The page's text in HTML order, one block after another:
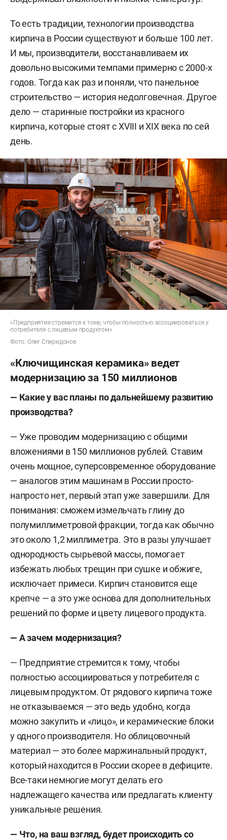
То есть традиции, технологии производства
кирпича в России существуют и больше 100 лет.
И мы, производители, восстанавливаем их
довольно высокими темпами примерно с 2000-х
годов. Тогда как раз и поняли, что панельное
строительство — история недолговечная. Другое
дело — старинные постройки из красного
кирпича, которые стоят с XVIII и XIX века по сей
день.
«Предприятие стремится к тому, чтобы полностью ассоциироваться у
потребителя с лицевым продуктом»
Фото: Олег Спиридонов
«Ключищинская керамика» ведет
модернизацию за 150 миллионов
— Какие у вас планы по дальнейшему развитию
производства?
— Уже проводим модернизацию с общими
вложениями в 150 миллионов рублей. Ставим
очень мощное, суперсовременное оборудование
— аналогов этим машинам в России просто-
напросто нет, первый этап уже завершили. Для
понимания: сможем измельчать глину до
полумиллиметровой фракции, тогда как обычно
это около 1,2 миллиметра. Это в разы улучшает
однородность сырьевой массы, помогает
избежать любых трещин при сушке и обжиге,
исключает примеси. Кирпич становится еще
крепче — а это уже основа для дополнительных
решений по форме и цвету лицевого продукта.
— А зачем модернизация?
— Предприятие стремится к тому, чтобы
полностью ассоциироваться у потребителя с
лицевым продуктом. От рядового кирпича тоже
не отказываемся — это ведь удобно, когда
можно закупить и «лицо», и керамические блоки
у одного производителя. Но облицовочный
материал — это более маржинальный продукт,
который находится в России скорее в дефиците.
Все-таки немногие могут делать его
надлежащего качества или предлагать клиенту
уникальные решения.
— Что, на ваш взгляд, будет происходить со